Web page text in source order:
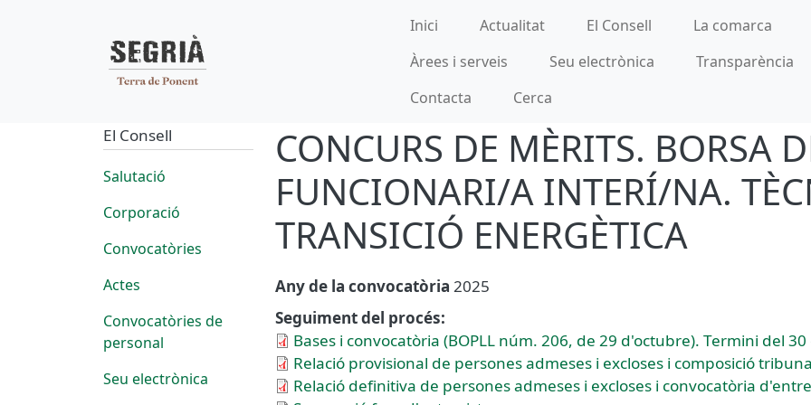
Navegació principal
Inici Actualitat El Consell
La comarca
Àrees i serveis
Seu electrònica
Transparència
Contacta
Cerca
CONCURS DE MÈRITS. BORSA
FUNCIONARI/A INTERÍ/NA.
TRANSICIÓ ENERGÈTICA
Any de la convocatòria 2025
Seguiment del procés:
Bases i convocatòria (BOPLL núm. 206, de 29 d'octubre). Termini del
Relació provisional de persones admeses i excloses i composició
Relació definitiva de persones admeses i excloses i convocatòria
El Consell
Salutació
Corporació
Convocatòries
Actes
Convocatòries de
personal
Seu electrònica